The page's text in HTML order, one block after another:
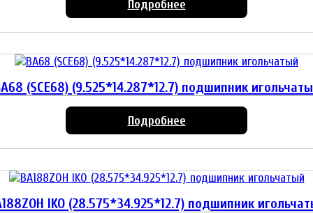
Подробнее
(SCE68) (9.525*14.287*12.7) подшипник
Подробнее
IKO (28.575*34.925*12.7) подшипник